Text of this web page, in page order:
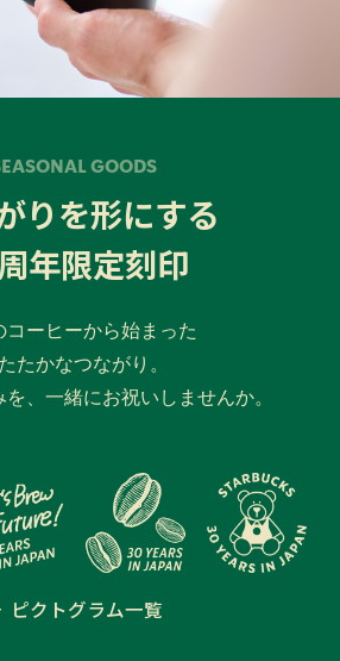
GOODS
りを形にする
年限定刻印
コーヒーから始まった
たかなつながり。
を、一緒にお祝いしませんか。
ピクトグラム一覧